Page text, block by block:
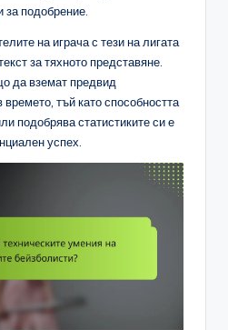
за подобрение.
на играча с тези на лигата
за тяхното представяне.
да вземат предвид
тъй като способността
подобрява статистиките си е
успех.